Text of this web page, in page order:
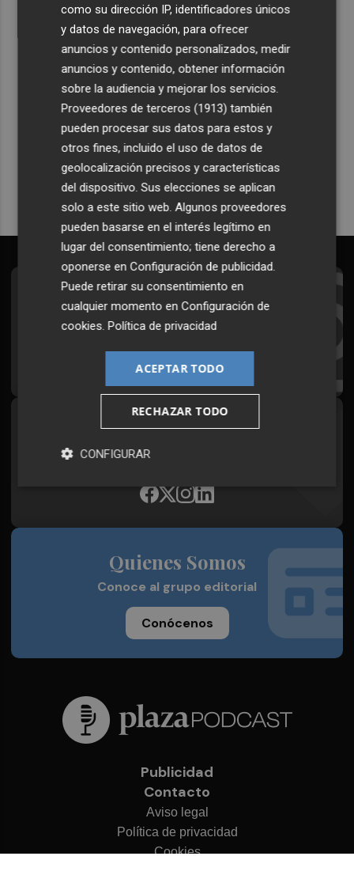
Recibe toda la actualidad de
Plaza Podcast en tu correo
Quiero suscribirme
Suscríbete al Boletín
Todos los días a primera hora en tu email
¡Quiero suscribirme!
Síguenos en redes
Plaza Podcast, desde cualquier medio
Quienes Somos
Conoce al grupo editorial
Conócenos
Publicidad
Contacto
Aviso legal
Política de privacidad
Cookies
como su dirección IP, identificadores únicos
y datos de navegación, para ofrecer
anuncios y contenido personalizados, medir
anuncios y contenido, obtener información
sobre la audiencia y mejorar los servicios.
Proveedores de terceros (1913) también
pueden procesar sus datos para estos y
otros fines, incluido el uso de datos de
geolocalización precisos y características
del dispositivo. Sus elecciones se aplican
solo a este sitio web. Algunos proveedores
pueden basarse en el interés legítimo en
lugar del consentimiento; tiene derecho a
oponerse enConfiguración de publicidad
Puede retirar su consentimiento en
cualquier momento enConfiguración de
cookies .Política de privacidad
ACEPTAR TODO
RECHAZAR TODO
CONFIGURAR